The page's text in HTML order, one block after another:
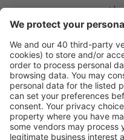
Suunnittele matkasi
Halvat lennot